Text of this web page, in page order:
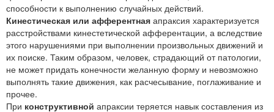
способности к выполнению случайных действий.
Кинестическая или афферентная апраксия характеризуется
расстройствами кинестетической афферентации, а вследствие
этого нарушениями при выполнении произвольных движений и
их поиске. Таким образом, человек, страдающий от патологии,
не может придать конечности желанную форму и невозможно
выполнять такие движения, как расчесывание, поглаживание и
прочее.
При конструктивной апраксии теряется навык составления из